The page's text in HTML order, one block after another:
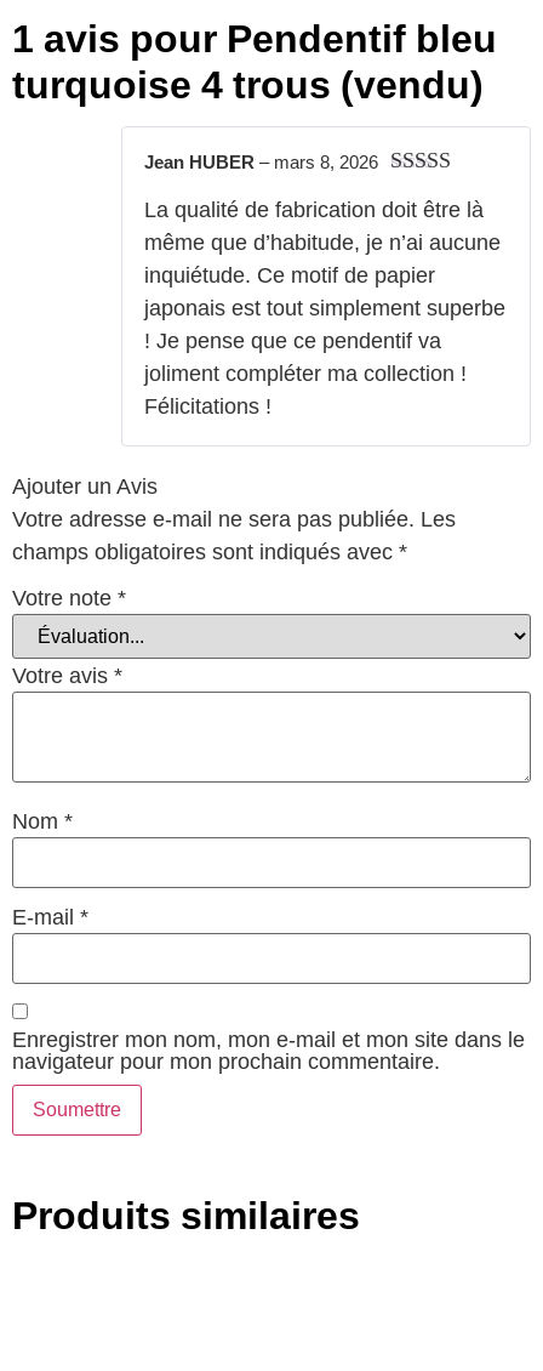
1 avis pour Pendentif bleu
turquoise 4 trous (vendu)
Jean HUBER – mars 8, 2026
La qualité de fabrication doit être là
même que d’habitude, je n’ai aucune
inquiétude. Ce motif de papier
japonais est tout simplement superbe
! Je pense que ce pendentif va
joliment compléter ma collection !
Félicitations !
Ajouter un Avis
Votre adresse e-mail ne sera pas publiée. Les
champs obligatoires sont indiqués avec *
Votre note *
Votre avis *
Nom *
E-mail *
Enregistrer mon nom, mon e-mail et mon site dans le
navigateur pour mon prochain commentaire.
Produits similaires